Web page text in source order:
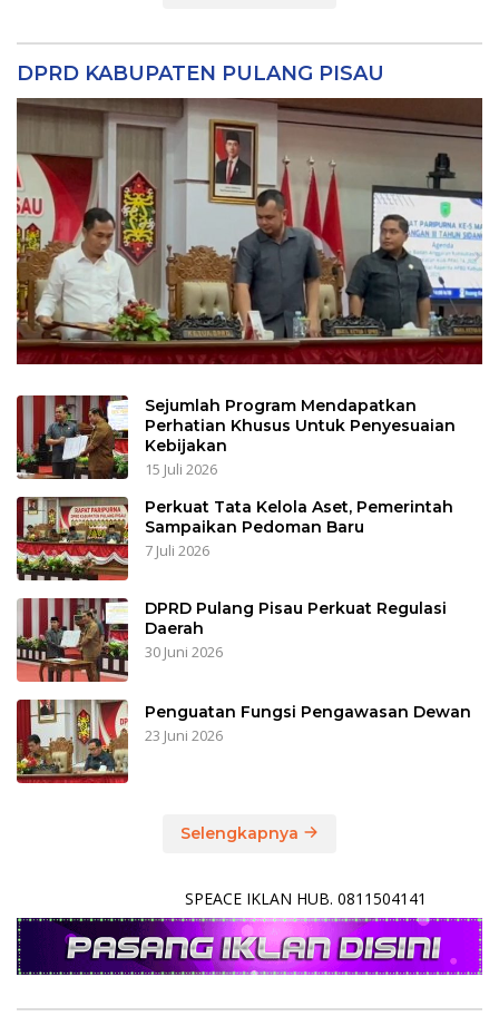
DPRD KABUPATEN PULANG PISAU
Sejumlah Program Mendapatkan
Perhatian Khusus Untuk Penyesuaian
Kebijakan
15 Juli 2026
Perkuat Tata Kelola Aset, Pemerintah
Sampaikan Pedoman Baru
7 Juli 2026
DPRD Pulang Pisau Perkuat Regulasi
Daerah
30 Juni 2026
Penguatan Fungsi Pengawasan Dewan
23 Juni 2026
Selengkapnya
SPEACE IKLAN HUB. 0811504141